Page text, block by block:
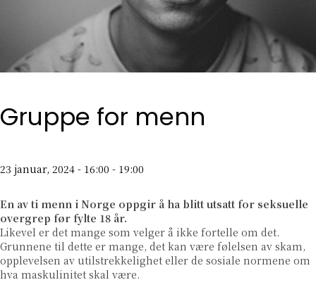
Gruppe for menn
23 januar, 2024 - 16:00 - 19:00
En av ti menn i Norge oppgir å ha blitt utsatt for seksuelle
overgrep før fylte 18 år.
Likevel er det mange som velger å ikke fortelle om det.
Grunnene til dette er mange, det kan være følelsen av skam,
opplevelsen av utilstrekkelighet eller de sosiale normene om
hva maskulinitet skal være.